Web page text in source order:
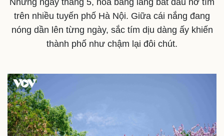
Hồ sơ
Multimedia
Những ngày tháng 5, hoa bằng lăng bắt đầu nở tím
trên nhiều tuyến phố Hà Nội. Giữa cái nắng đang
nóng dần lên từng ngày, sắc tím dịu dàng ấy khiến
thành phố như chậm lại đôi chút.